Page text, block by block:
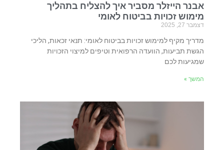
אבנר הייזלר מסביר איך להצליח בתהליך
מימוש זכויות בביטוח לאומי
דצמבר 27, 2025
מדריך מקיף למימוש זכויות בביטוח לאומי: תנאי זכאות, הליכי
הגשת תביעות, הוועדה הרפואית וטיפים למיצוי הזכויות
שמגיעות לכם
המשך »